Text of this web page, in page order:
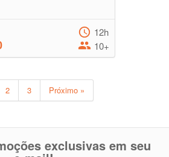
12h
10+
2 3 Próximo »
exclusivas em seu